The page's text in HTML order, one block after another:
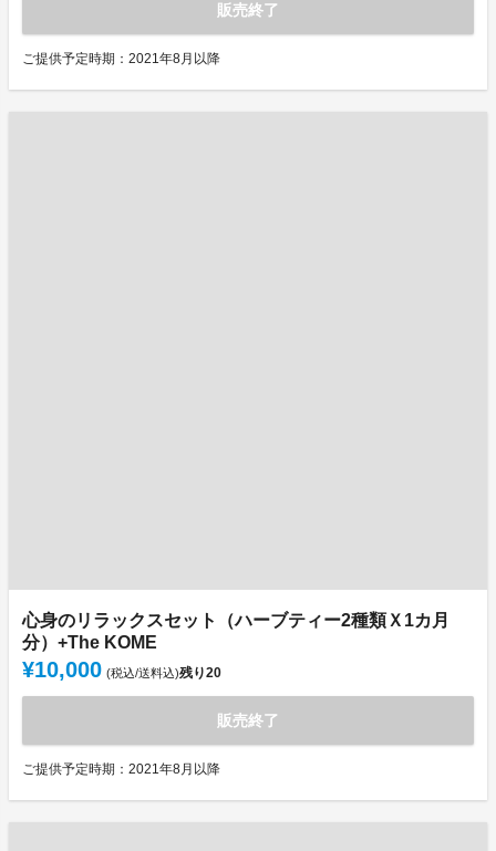
販売終了
ご提供予定時期：2021年8月以降
心身のリラックスセット（ハーブティー2種類Ｘ1カ月
分）+The KOME
¥10,000 (税込/送料込)残り20
販売終了
ご提供予定時期：2021年8月以降